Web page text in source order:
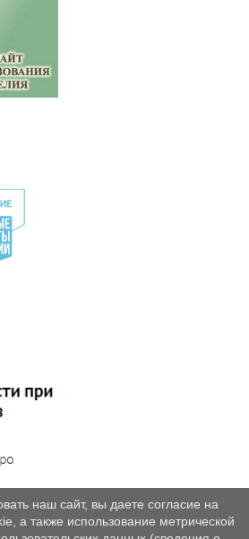
наш сайт, вы даете согласие на
а также использование метрической